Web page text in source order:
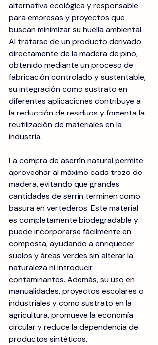
alternativa ecológica y responsable
para empresas y proyectos que
buscan minimizar su huella ambiental.
Al tratarse de un producto derivado
directamente de la madera de pino,
obtenido mediante un proceso de
fabricación controlado y sustentable,
su integración como sustrato en
diferentes aplicaciones contribuye a
la reducción de residuos y fomenta la
reutilización de materiales en la
industria.
La compra de aserrín natural permite
aprovechar al máximo cada trozo de
madera, evitando que grandes
cantidades de serrín terminen como
basura en vertederos. Este material
es completamente biodegradable y
puede incorporarse fácilmente en
composta, ayudando a enriquecer
suelos y áreas verdes sin alterar la
naturaleza ni introducir
contaminantes. Además, su uso en
manualidades, proyectos escolares o
industriales y como sustrato en la
agricultura, promueve la economía
circular y reduce la dependencia de
productos sintéticos.